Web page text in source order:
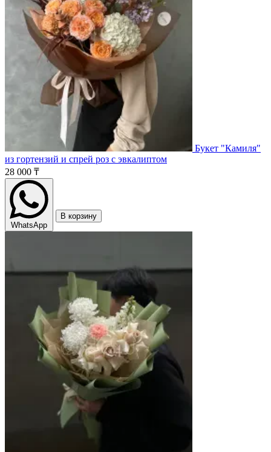
Букет "Камиля"
из гортензий и спрей роз с эвкалиптом
28 000 ₸
WhatsApp
В корзину